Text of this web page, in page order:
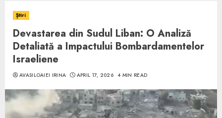
Știri
Devastarea din Sudul Liban: O Analiză
Detaliată a Impactului Bombardamentelor
Israeliene
AVASILOAIEI IRINA APRIL 17, 2026 4 MIN READ